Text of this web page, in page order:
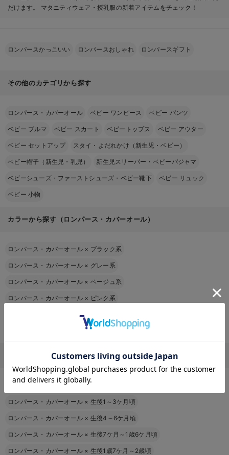
だけます。 マタニティウェア・授乳服の新着アイテムをチェック！
ロンパースかっこいい ロンパースおしゃれ ロンパースギフト
その他のカテゴリから探す
ロンパース・カバーオール ベビー ワンピース ベビー パンツ
ベビー ブルマ ベビー スカート ベビートップス ベビー アウター
ベビー セットアップ スタイ・よだれかけ（新生児・ベビー）
ベビー帽子（新生児・乳児） 新生児スリーパー・ベビーパジャマ
ベビーシューズ・ファーストシューズ・ベビー靴下 ベビー リュック
ベビー 小物
カラーから探す（ロンパース・カバーオール）
ロンパース・カバーオール × ブラック系
ロンパース・カバーオール × グレー系
ロンパース・カバーオール × ベージュ系
ロンパース・カバーオール × ピンク系
ロンパース・カバーオール ×
×グリーン系
ロンパース・カバーオールをその他の条件から探す
ロンパース・カバーオール ×新生児
ロンパース・カバーオール × 生後1～3ケ月頃
ロンパース・カバーオール × 生後4～6ケ月頃
ロンパース・カバーオール × 生後7ケ月～1歳6ケ月頃
ロンパース・カバーオール × 生後1歳7ケ月～2歳頃
お気に入り商品を確認する